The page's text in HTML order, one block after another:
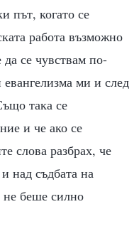
път, когато се
работа възможно
се чувствам по-
ми и след
така се
и че ако се
слова разбрах, че
над съдбата на
не беше силно